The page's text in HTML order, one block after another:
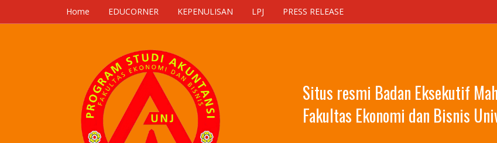
Home EDUCORNER KEPENULISAN LPJ PRESS RELEASE
Situs resmi Badan Eksekutif
Fakultas Ekonomi dan Bisnis